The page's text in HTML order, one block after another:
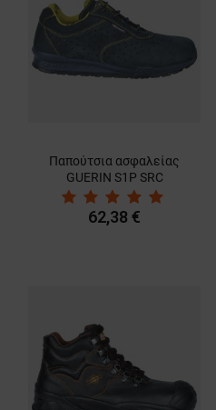
Παπούτσια ασφαλείας
GUERIN S1P SRC
62,38 €